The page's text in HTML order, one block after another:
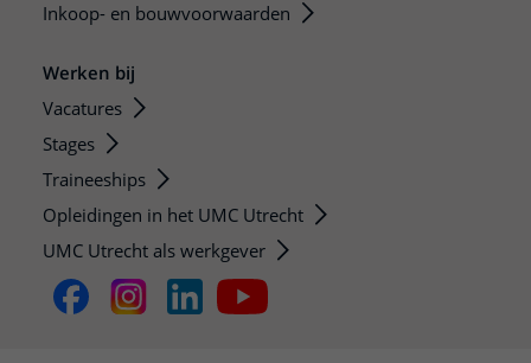
Inkoop- en bouwvoorwaarden
Werken bij
Vacatures
Stages
Traineeships
Opleidingen in het UMC Utrecht
UMC Utrecht als werkgever